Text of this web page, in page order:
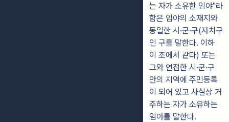
는 자가 소유한 임야"라
함은 임야의 소재지와
동일한 시·군·구(자치구
인 구를 말한다. 이하
이 조에서 같다) 또는
그와 연접한 시·군·구
안의 지역에 주민등록
이 되어 있고 사실상 거
주하는 자가 소유하는
임야를 말한다.